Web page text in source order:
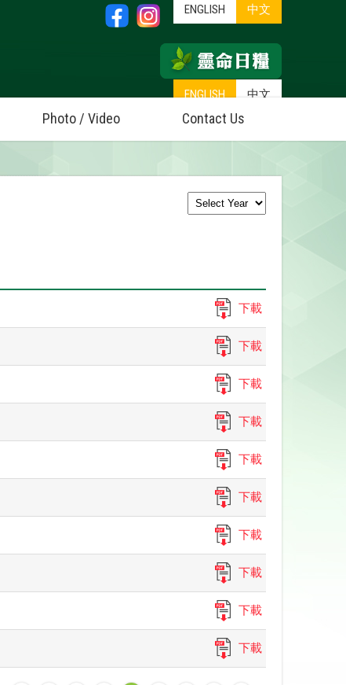
ENGLISH 中文
ENGLISH 中文
Photo / Video Contact Us
下載
下載
下載
下載
下載
下載
下載
下載
下載
下載